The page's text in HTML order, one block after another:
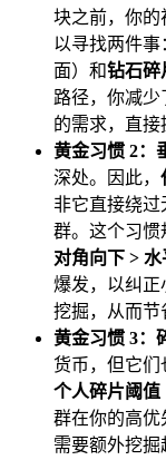
块之前，你的
以寻找两件事
面）和钻石碎
路径，你减少
的需求，直接
黄金习惯 2：
深处。因此，
非它直接绕过
群。这个习惯
对角向下 > 水
爆发，以纠正
挖掘，从而节
黄金习惯 3：
货币，但它们
个人碎片阈值
群在你的高优
需要额外挖掘